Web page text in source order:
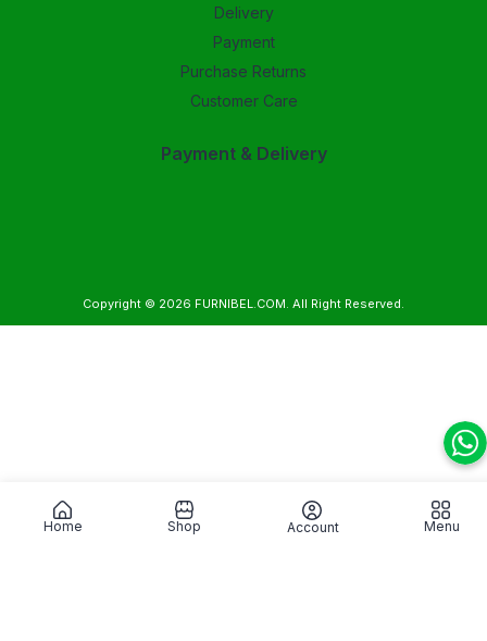
Delivery
Payment
Purchase Returns
Customer Care
Payment & Delivery
Copyright © 2026 FURNIBEL.COM. All Right Reserved.
Home Shop Account Menu